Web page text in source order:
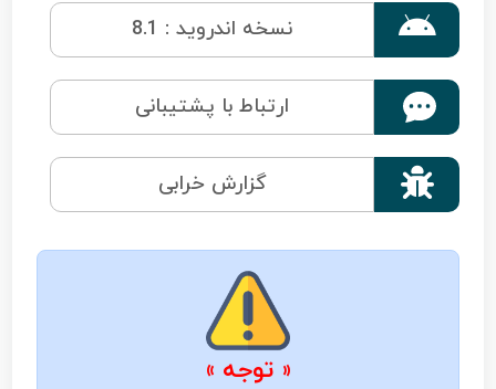
 نسخه اندروید : 8.1
ارتباط با پشتیبانی
 گزارش خرابی
« توجه »